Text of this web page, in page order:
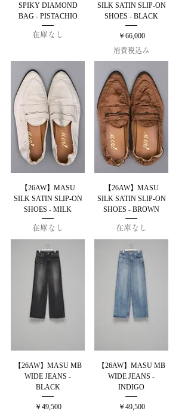
SPIKY DIAMOND
BAG - PISTACHIO
在庫なし
SILK SATIN SLIP-ON
SHOES - BLACK
価格
￥66,000
消費税込み
【26AW】MASU
SILK SATIN SLIP-ON
SHOES - MILK
在庫なし
【26AW】MASU
SILK SATIN SLIP-ON
SHOES - BROWN
在庫なし
【26AW】MASU MB
WIDE JEANS -
BLACK
価格
￥49,500
【26AW】MASU MB
WIDE JEANS -
INDIGO
価格
￥49,500